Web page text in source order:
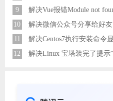
9
10
11
解决Centos7执行安装命令
12
解决Linux 宝塔装完了提示